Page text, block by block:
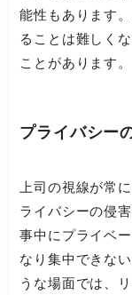
能性もあります
ることは難しく
ことがあります。
プライバシー
上司の視線が常
ライバシーの侵
事中にプライベ
なり集中できな
うな場面では、